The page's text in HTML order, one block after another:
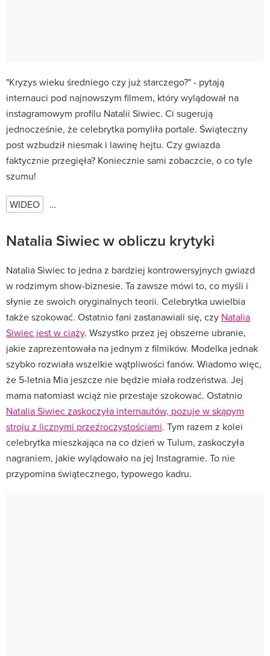
"Kryzys wieku średniego czy już starczego?" - pytają
internauci pod najnowszym filmem, który wylądował na
instagramowym profilu Natalii Siwiec. Ci sugerują
jednocześnie, że celebrytka pomyliła portale. Świąteczny
post wzbudził niesmak i lawinę hejtu. Czy gwiazda
faktycznie przegięła? Koniecznie sami zobaczcie, o co tyle
szumu!
WIDEO …
Natalia Siwiec w obliczu krytyki
Natalia Siwiec to jedna z bardziej kontrowersyjnych gwiazd
w rodzimym show-biznesie. Ta zawsze mówi to, co myśli i
słynie ze swoich oryginalnych teorii. Celebrytka uwielbia
także szokować. Ostatnio fani zastanawiali się, czy Natalia
Siwiec jest w ciąży. Wszystko przez jej obszerne ubranie,
jakie zaprezentowała na jednym z filmików. Modelka jednak
szybko rozwiała wszelkie wątpliwości fanów. Wiadomo więc,
że 5-letnia Mia jeszcze nie będzie miała rodzeństwa. Jej
mama natomiast wciąż nie przestaje szokować. Ostatnio
Natalia Siwiec zaskoczyła internautów, pozuje w skąpym
stroju z licznymi przeźroczystościami. Tym razem z kolei
celebrytka mieszkająca na co dzień w Tulum, zaskoczyła
nagraniem, jakie wylądowało na jej Instagramie. To nie
przypomina świątecznego, typowego kadru.